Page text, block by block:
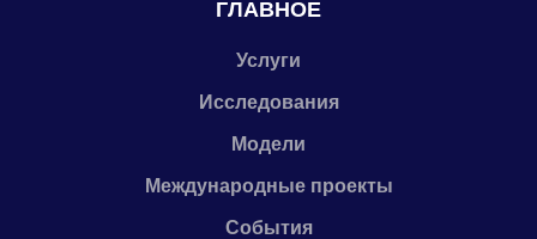
ГЛАВНОЕ
Услуги
Исследования
Модели
Международные проекты
События